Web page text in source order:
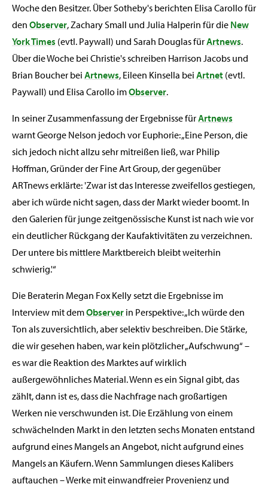
Woche den Besitzer. Über Sotheby's berichten Elisa Carollo für
den Observer, Zachary Small und Julia Halperin für die New
York Times (evtl. Paywall) und Sarah Douglas fürArtnews.
Über die Woche bei Christie's schreiben Harrison Jacobs und
Brian Boucher bei Artnews, Eileen Kinsella bei Artnet (evtl.
Paywall) und Elisa Carollo imObserver.
In seiner Zusammenfassung der Ergebnisse fürArtnews
warnt George Nelson jedoch vor Euphorie: „Eine Person, die
sich jedoch nicht allzu sehr mitreißen ließ, war Philip
Hoffman, Gründer der Fine Art Group, der gegenüber
ARTnews erklärte: 'Zwar ist das Interesse zweifellos gestiegen,
aber ich würde nicht sagen, dass der Markt wieder boomt. In
den Galerien für junge zeitgenössische Kunst ist nach wie vor
ein deutlicher Rückgang der Kaufaktivitäten zu verzeichnen.
Der untere bis mittlere Marktbereich bleibt weiterhin
schwierig.'“
Die Beraterin Megan Fox Kelly setzt die Ergebnisse im
Interview mit demObserver in Perspektive: „Ich würde den
Ton als zuversichtlich, aber selektiv beschreiben. Die Stärke,
die wir gesehen haben, war kein plötzlicher „Aufschwung“ –
es war die Reaktion des Marktes auf wirklich
außergewöhnliches Material. Wenn es ein Signal gibt, das
zählt, dann ist es, dass die Nachfrage nach großartigen
Werken nie verschwunden ist. Die Erzählung von einem
schwächelnden Markt in den letzten sechs Monaten entstand
aufgrund eines Mangels an Angebot, nicht aufgrund eines
Mangels an Käufern. Wenn Sammlungen dieses Kalibers
auftauchen – Werke mit einwandfreier Provenienz und